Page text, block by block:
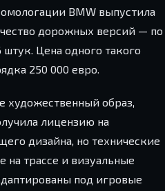
BMW выпустила
дорожных версий — по
Цена одного такого
250 000 евро.
художественный образ,
лицензию на
дизайна, но технические
на трассе и визуальные
под игровые